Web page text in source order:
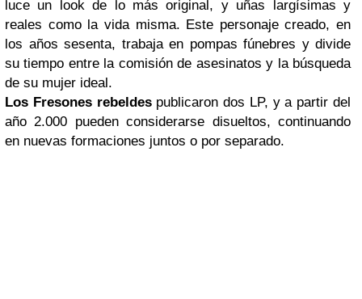
luce un look de lo más original, y uñas largísimas y
reales como la vida misma. Este personaje creado, en
los años sesenta, trabaja en pompas fúnebres y divide
su tiempo entre la comisión de asesinatos y la búsqueda
de su mujer ideal.
Los Fresones rebeldespublicaron dos LP, y a partir del
año 2.000 pueden considerarse disueltos, continuando
en nuevas formaciones juntos o por separado.